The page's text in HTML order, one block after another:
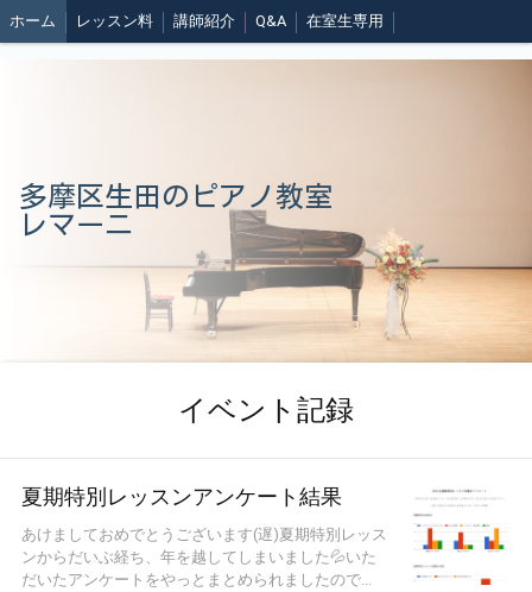
ホーム レッスン料 講師紹介 Q&A 在室生専用
多摩区生田のピアノ教室
レマーニ
イベント記録
夏期特別レッスンアンケート結果
あけましておめでとうございます(遅)夏期特別レッス
ンからだいぶ経ち、年を越してしまいました💦いた
だいたアンケートをやっとまとめられましたので...